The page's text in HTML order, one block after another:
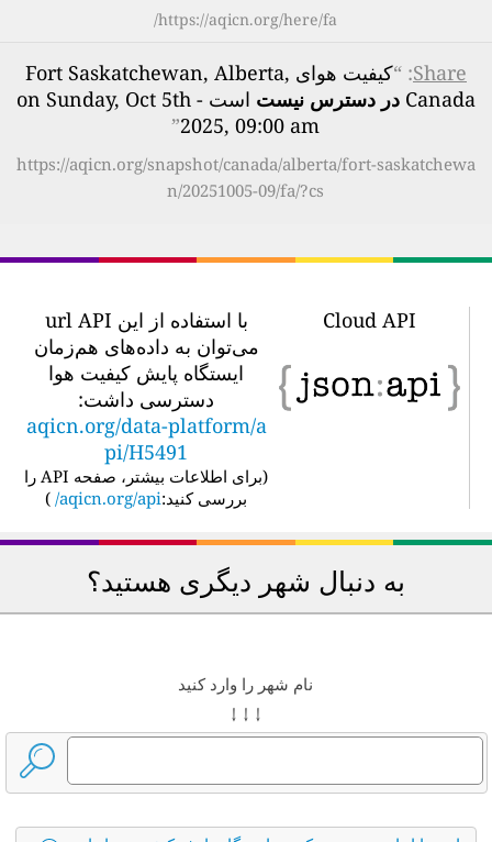
https://aqicn.org/here/fa/
Share
: “
کیفیت هوای Fort Saskatchewan, Alberta,
Canada در دسترس نیست
است - on Sunday, Oct 5th
2025, 09:00 am
”
https://aqicn.org/snapshot/canada/alberta/fort-saskatchewa
n/20251005-09/fa/?cs
Cloud API
با استفاده از این url API
می‌توان به داده‌های هم‌زمان
ایستگاه پایش کیفیت هوا
دسترسی داشت:
aqicn.org/data-platform/a
pi/H5491
برای اطلاعات بیشتر، صفحه API را
بررسی کنید:aqicn.org/api/
)
به دنبال شهر دیگری هستید؟
نام شهر را وارد کنید
↓ ↓ ↓